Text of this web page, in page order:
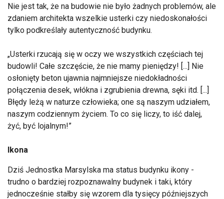
Nie jest tak, że na budowie nie było żadnych problemów, ale
zdaniem architekta wszelkie usterki czy niedoskonałości
tylko podkreślały autentyczność budynku.
Usterki rzucają się w oczy we wszystkich częściach tej
budowli! Całe szczęście, że nie mamy pieniędzy! [...] Nie
osłonięty beton ujawnia najmniejsze niedokładności
połączenia desek, włókna i zgrubienia drewna, sęki itd. [...]
Błędy leżą w naturze człowieka; one są naszym udziałem,
naszym codziennym życiem. To co się liczy, to iść dalej,
żyć, być lojalnym!
Ikona
Dziś Jednostka Marsylska ma status budynku ikony -
trudno o bardziej rozpoznawalny budynek i taki, który
jednocześnie stałby się wzorem dla tysięcy późniejszych